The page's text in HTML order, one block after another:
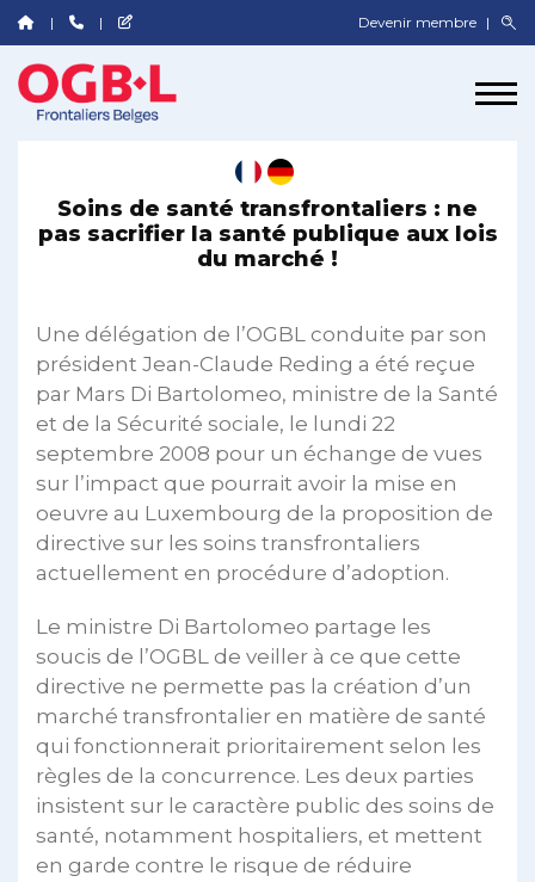
Devenir membre
Soins de santé transfrontaliers : ne
pas sacrifier la santé publique aux lois
du marché !
Une délégation de l’OGBL conduite par son
président Jean-Claude Reding a été reçue
par Mars Di Bartolomeo, ministre de la Santé
et de la Sécurité sociale, le lundi 22
septembre 2008 pour un échange de vues
sur l’impact que pourrait avoir la mise en
oeuvre au Luxembourg de la proposition de
directive sur les soins transfrontaliers
actuellement en procédure d’adoption.
Le ministre Di Bartolomeo partage les
soucis de l’OGBL de veiller à ce que cette
directive ne permette pas la création d’un
marché transfrontalier en matière de santé
qui fonctionnerait prioritairement selon les
règles de la concurrence. Les deux parties
insistent sur le caractère public des soins de
santé, notamment hospitaliers, et mettent
en garde contre le risque de réduire